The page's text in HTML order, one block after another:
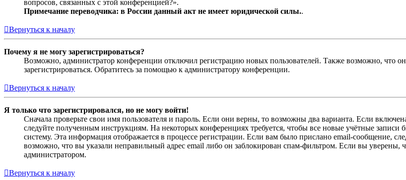
вопросов, связанных с этой конференцией?».
Примечание переводчика: в России данный акт не имеет юридической силы..
Вернуться к началу
Почему я не могу зарегистрироваться?
Возможно, администратор конференции отключил регистрацию новых пользователей. Также возможно, что
зарегистрироваться. Обратитесь за помощью к администратору конференции.
Вернуться к началу
Я только что зарегистрировался, но не могу войти!
Сначала проверьте свои имя пользователя и пароль. Если они верны, то возможны два варианта. Если
следуйте полученным инструкциям. На некоторых конференциях требуется, чтобы все новые учётные
систему. Эта информация отображается в процессе регистрации. Если вам было прислано email-сообщение,
возможно, что вы указали неправильный адрес email либо он заблокирован спам-фильтром. Если вы уверены,
администратором.
Вернуться к началу